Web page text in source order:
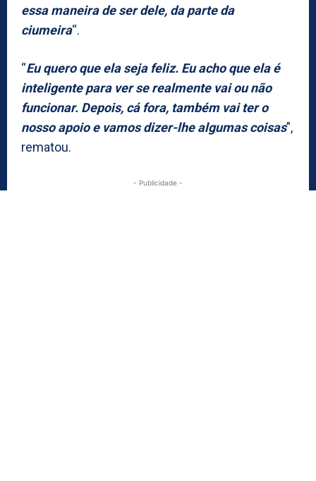
essa maneira de ser dele, da parte da
ciumeira“.
“Eu quero que ela seja feliz. Eu acho que ela é
inteligente para ver se realmente vai ou não
funcionar. Depois, cá fora, também vai ter o
nosso apoio e vamos dizer-lhe algumas coisas”,
rematou.
- Publicidade -